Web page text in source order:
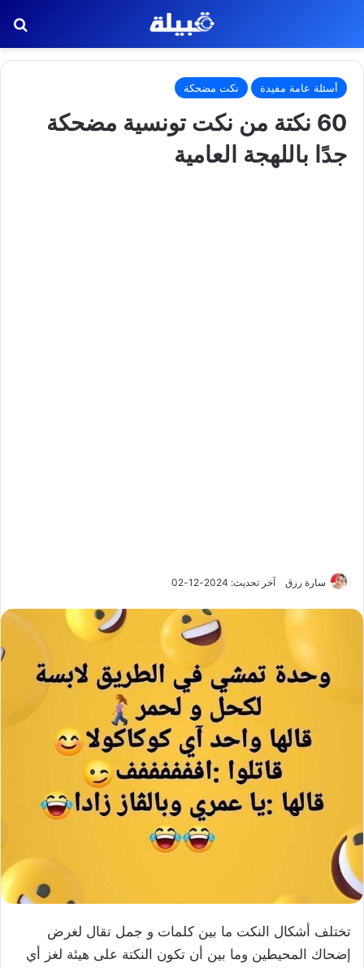
أسئلة عامة مفيدة نكت مضحكة
60 نكتة من نكت تونسية مضحكة
جدًا باللهجة العامية
سارة رزق آخر تحديث: 2024-12-02
تختلف أشكال النكت ما بين كلمات و جمل تقال لغرض
إضحاك المحيطين وما بين أن تكون النكتة على هيئة لغز أي